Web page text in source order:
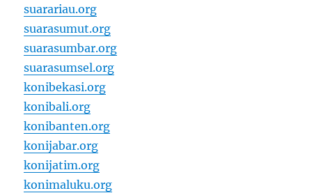
suarariau.org
suarasumut.org
suarasumbar.org
suarasumsel.org
konibekasi.org
konibali.org
konibanten.org
konijabar.org
konijatim.org
konimaluku.org